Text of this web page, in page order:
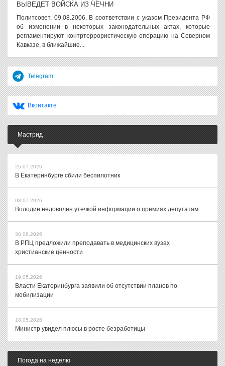
ВЫВЕДЕТ ВОЙСКА ИЗ ЧЕЧНИ
Политсовет, 09.08.2006. В соответствии с указом Президента РФ
об изменении в некоторых законодательных актах, которые
регламентируют контртеррористическую операцию на Северном
Кавказе, в ближайшие...
Telegram
Вконтакте
Мастрид
25.07.2026
В Екатеринбурге сбили беспилотник
08.07.2026
Володин недоволен утечкой информации о премиях депутатам
30.06.2026
В РПЦ предложили преподавать в медицинских вузах
христианские ценности
19.05.2026
Власти Екатеринбурга заявили об отсутствии планов по
мобилизации
18.05.2026
Министр увидел плюсы в росте безработицы
Погода на неделю